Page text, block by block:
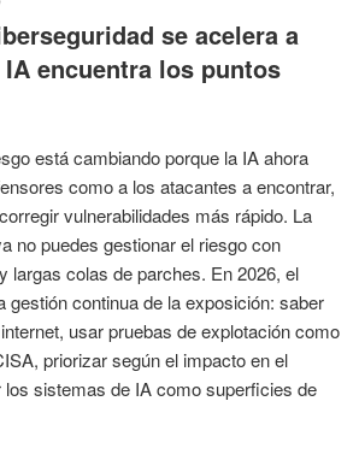
se acelera a
encuentra los puntos
está cambiando porque la IA ahora
como a los atacantes a encontrar,
vulnerabilidades más rápido. La
no puedes gestionar el riesgo con
largas colas de parches. En 2026, el
gestión continua de la exposición: saber
usar pruebas de explotación como
priorizar según el impacto en el
sistemas de IA como superficies de